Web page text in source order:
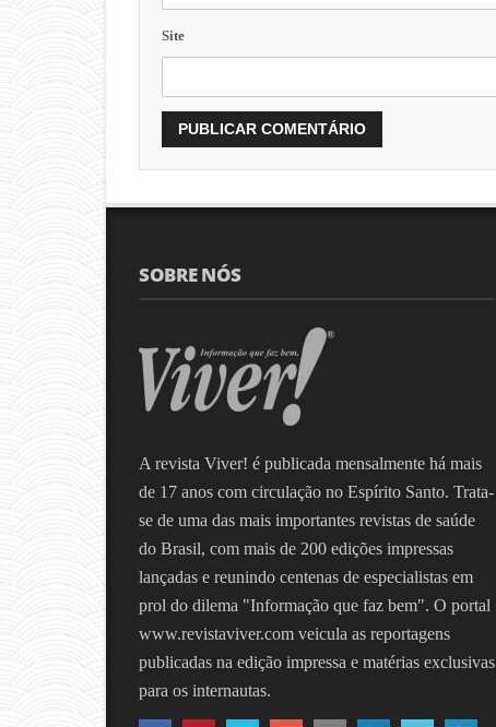
Site
SOBRE NÓS
A revista Viver! é publicada mensalmente há mais
de 17 anos com circulação no Espírito Santo. Trata-
se de uma das mais importantes revistas de saúde
do Brasil, com mais de 200 edições impressas
lançadas e reunindo centenas de especialistas em
prol do dilema "Informação que faz bem". O portal
www.revistaviver.com veicula as reportagens
publicadas na edição impressa e matérias exclusivas
para os internautas.